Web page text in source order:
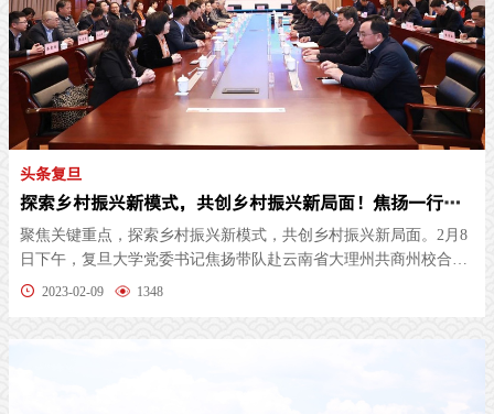
头条复旦
探索乡村振兴新模式，共创乡村振兴新局面！焦扬一行赴大理共商州校合作事宜
聚焦关键重点，探索乡村振兴新模式，共创乡村振兴新局面。2月8
日下午，复旦大学党委书记焦扬带队赴云南省大理州共商州校合作
推进事宜...
2023-02-09 1348